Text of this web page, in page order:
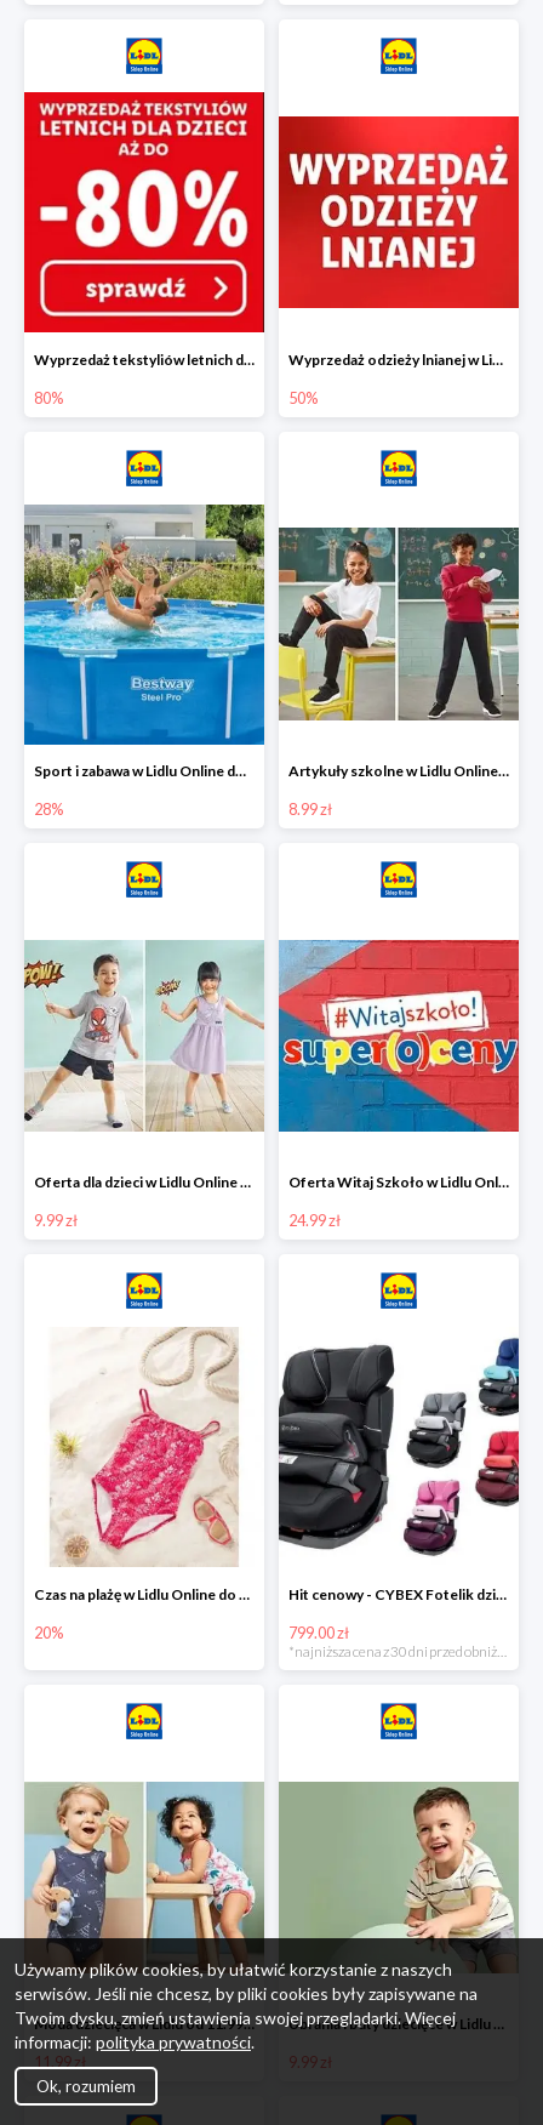
Wyprzedaż tekstyliów letnich dla dzieci w Lidlu Online do -80%
80%
Wyprzedaż odzieży lnianej w Lidlu Online do -50%
50%
Sport i zabawa w Lidlu Online do -28%
28%
Artykuły szkolne w Lidlu Online od 8,99 zł
8.99 zł
Oferta dla dzieci w Lidlu Online od 9,99 zł
9.99 zł
Oferta Witaj Szkoło w Lidlu Online od 24,99 zł
24.99 zł
Czas na plażę w Lidlu Online do -20%
20%
Hit cenowy - CYBEX Fotelik dziecięcy samochodowy Pallasfix grupa I-III, 9-36 kg
799.00 zł
Moda dziecięca w Lidlu od 11.99 zł
11.99 zł
Ubrania i buty dziecięce w Lidlu Online od 9,99 zł
9.99 zł
Używamy plików cookies, by ułatwić korzystanie z naszych
serwisów. Jeśli nie chcesz, by pliki cookies były zapisywane na
Twoim dysku, zmień ustawienia swojej przeglądarki. Więcej
informacji: polityka prywatności.
Ok, rozumiem